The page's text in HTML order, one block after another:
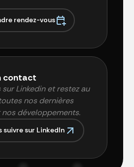
dre rendez-vous
contact
sur Linkedin et restez au
nos dernières
développements.
suivre sur LinkedIn